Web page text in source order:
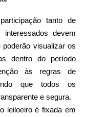
tanto de
devem
visualizar os
dentro do período
às regras de
que todos os
e segura.
leiloeiro é fixada em